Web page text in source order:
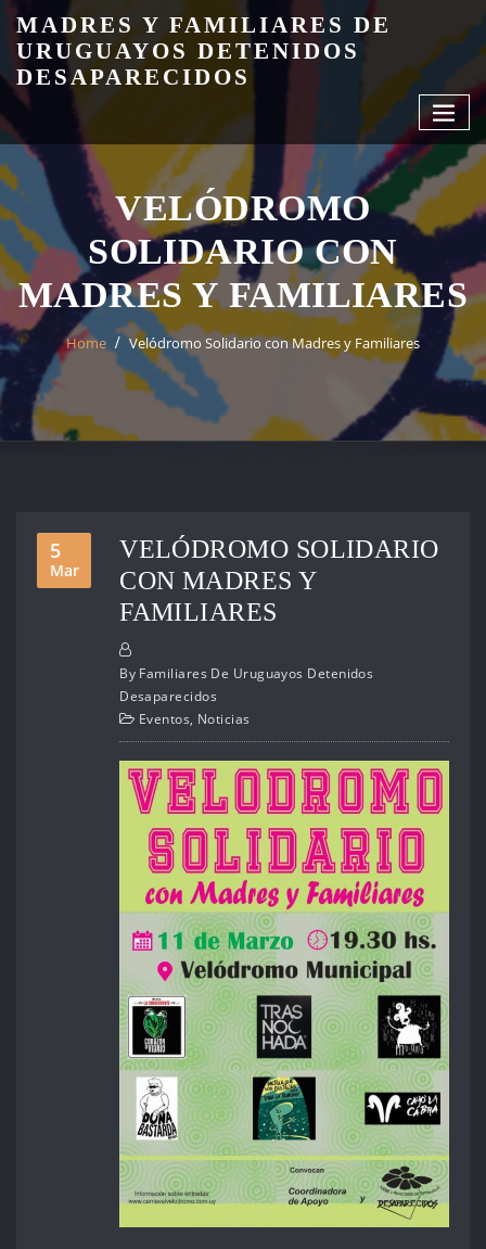
content
MADRES Y FAMILIARES DE
URUGUAYOS DETENIDOS
DESAPARECIDOS
VELÓDROMO
SOLIDARIO CON
MADRES Y FAMILIARES
Home Velódromo Solidario con Madres y Familiares
5
Mar
VELÓDROMO SOLIDARIO
CON MADRES Y
FAMILIARES
By Familiares De Uruguayos Detenidos
Desaparecidos
Eventos, Noticias